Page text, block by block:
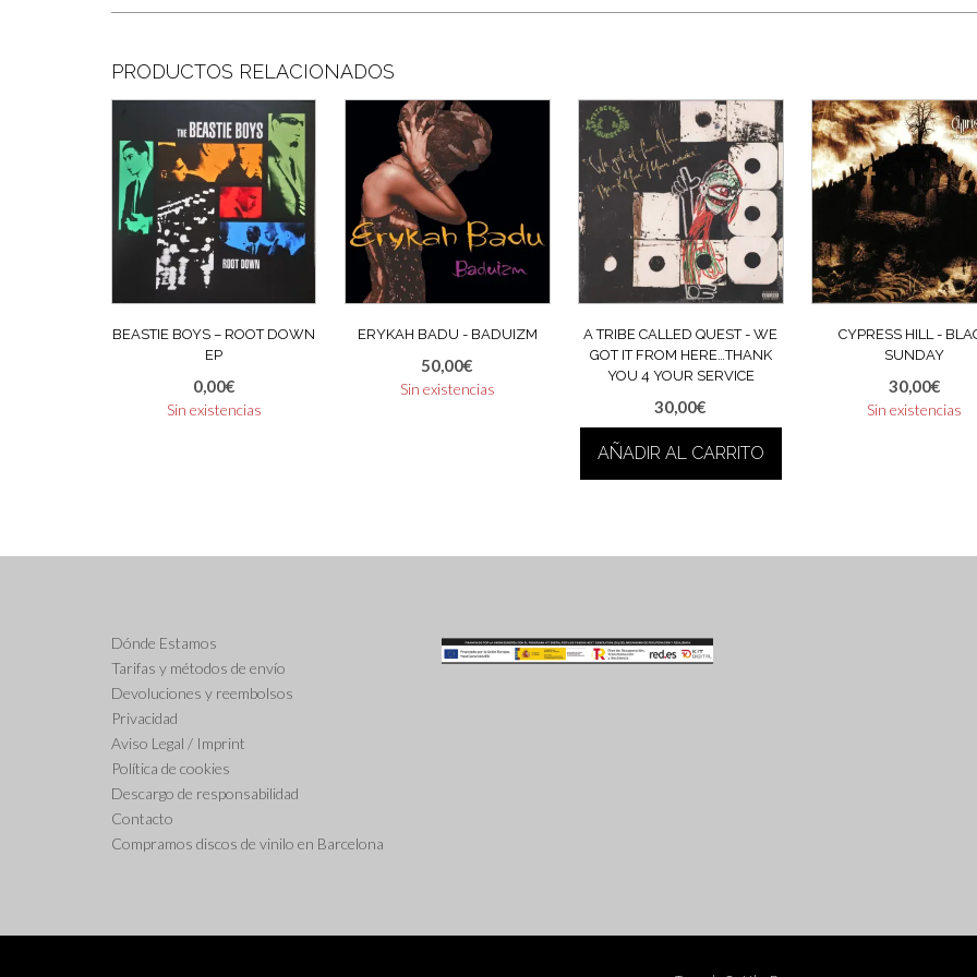
PRODUCTOS RELACIONADOS
BEASTIE BOYS ‎– ROOT DOWN
EP
0,00€
Sin existencias
ERYKAH BADU ‎- BADUIZM
50,00€
Sin existencias
A TRIBE CALLED QUEST ‎- WE
GOT IT FROM HERE…THANK
YOU 4 YOUR SERVICE
30,00€
AÑADIR AL CARRITO
CYPRESS HILL ‎-
SUNDAY
30,00€
Sin existencias
Dónde Estamos
Tarifas y métodos de envío
Devoluciones y reembolsos
Privacidad
Aviso Legal / Imprint
Política de cookies
Descargo de responsabilidad
Contacto
Compramos discos de vinilo en Barcelona